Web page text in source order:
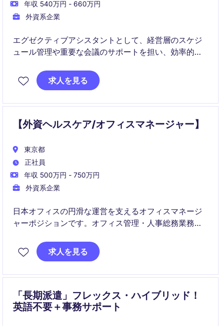
年収 540万円 - 660万円
外資系企業
エグゼクティブアシスタントとして、経営層のスケジ
ュール管理や重要な会議のサポートを担い、効率的な
レコム業界での秘書業務経験を活かし、組織の成功に
貢献できる方を募集しています。
求人を見る
【外資ヘルスケア/オフィスマネージャー】
東京都
正社員
年収 500万円 - 750万円
外資系企業
日本オフィスの円滑な運営を支えるオフィスマネージ
ャーポジションです。オフィス管理・人事総務業務に
バルな組織運営に貢献していただきます。
求人を見る
「長期派遣」フレックス・ハイブリッド！
英語不要＋事務サポート